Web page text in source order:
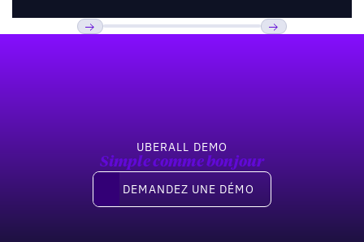
UBERALL DEMO
Simple comme bonjour
Demandez une démo
DEMANDEZ UNE DÉMO